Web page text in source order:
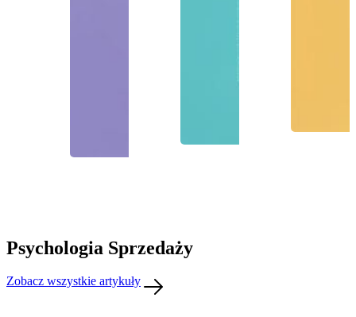
Psychologia Sprzedaży
Zobacz wszystkie artykuły